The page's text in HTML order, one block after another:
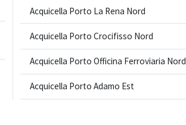
Acquicella Porto La Rena Nord
Acquicella Porto Crocifisso Nord
Acquicella Porto Officina Ferroviaria Nord
Acquicella Porto Adamo Est